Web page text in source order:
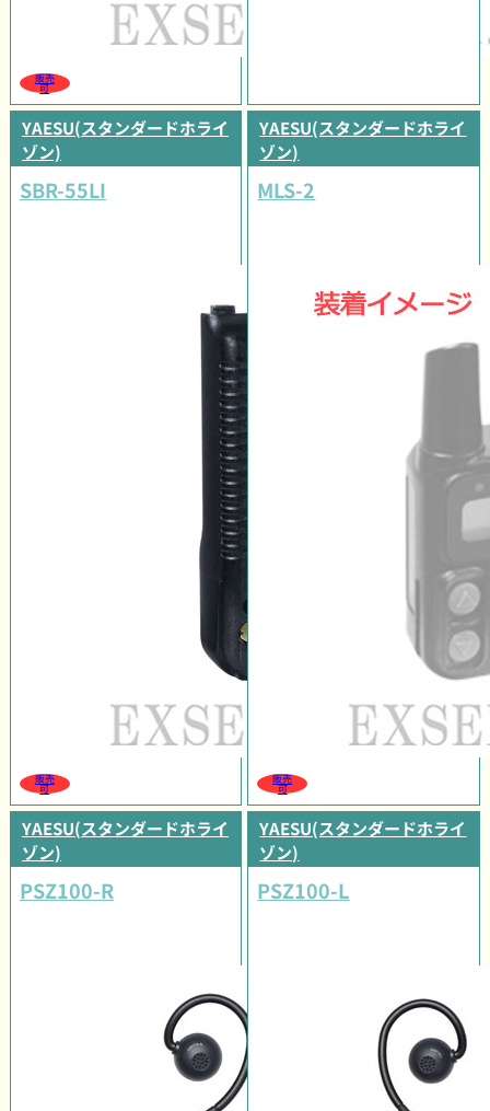
販売
可
YAESU(スタンダードホライ
ゾン)
SBR-55LI
販売
可
YAESU(スタンダードホライ
ゾン)
MLS-2
販売
可
YAESU(スタンダードホライ
ゾン)
PSZ100-R
YAESU(スタンダードホライ
ゾン)
PSZ100-L